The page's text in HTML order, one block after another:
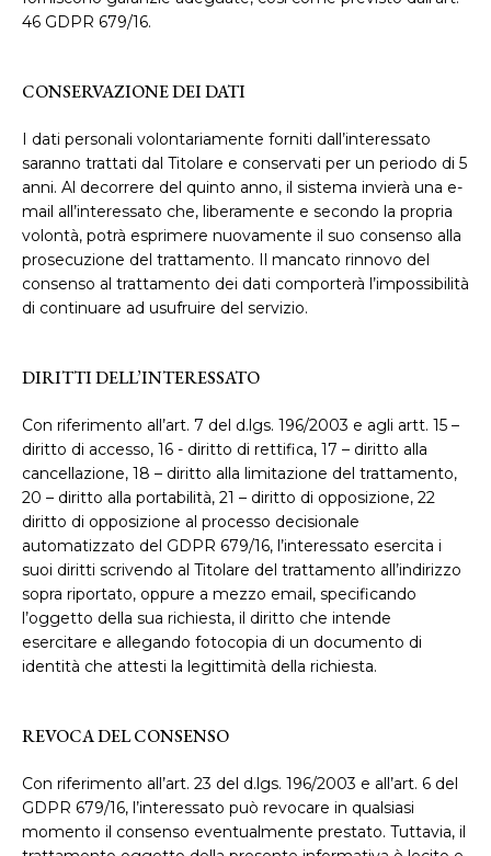
46 GDPR 679/16.
CONSERVAZIONE DEI DATI
I dati personali volontariamente forniti dall’interessato
saranno trattati dal Titolare e conservati per un periodo di 5
anni. Al decorrere del quinto anno, il sistema invierà una e-
mail all’interessato che, liberamente e secondo la propria
volontà, potrà esprimere nuovamente il suo consenso alla
prosecuzione del trattamento. Il mancato rinnovo del
consenso al trattamento dei dati comporterà l’impossibilità
di continuare ad usufruire del servizio.
DIRITTI DELL’INTERESSATO
Con riferimento all’art. 7 del d.lgs. 196/2003 e agli artt. 15 –
diritto di accesso, 16 - diritto di rettifica, 17 – diritto alla
cancellazione, 18 – diritto alla limitazione del trattamento,
20 – diritto alla portabilità, 21 – diritto di opposizione, 22
diritto di opposizione al processo decisionale
automatizzato del GDPR 679/16, l’interessato esercita i
suoi diritti scrivendo al Titolare del trattamento all’indirizzo
sopra riportato, oppure a mezzo email, specificando
l’oggetto della sua richiesta, il diritto che intende
esercitare e allegando fotocopia di un documento di
identità che attesti la legittimità della richiesta.
REVOCA DEL CONSENSO
Con riferimento all’art. 23 del d.lgs. 196/2003 e all’art. 6 del
GDPR 679/16, l’interessato può revocare in qualsiasi
momento il consenso eventualmente prestato. Tuttavia, il